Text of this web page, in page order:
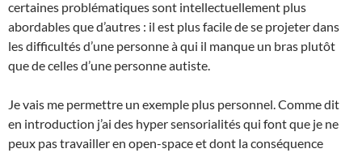
certaines problématiques sont intellectuellement plus
abordables que d’autres : il est plus facile de se projeter dans
les difficultés d’une personne à qui il manque un bras plutôt
que de celles d’une personne autiste.
Je vais me permettre un exemple plus personnel. Comme dit
en introduction j’ai des hyper sensorialités qui font que je ne
peux pas travailler en open-space et dont la conséquence